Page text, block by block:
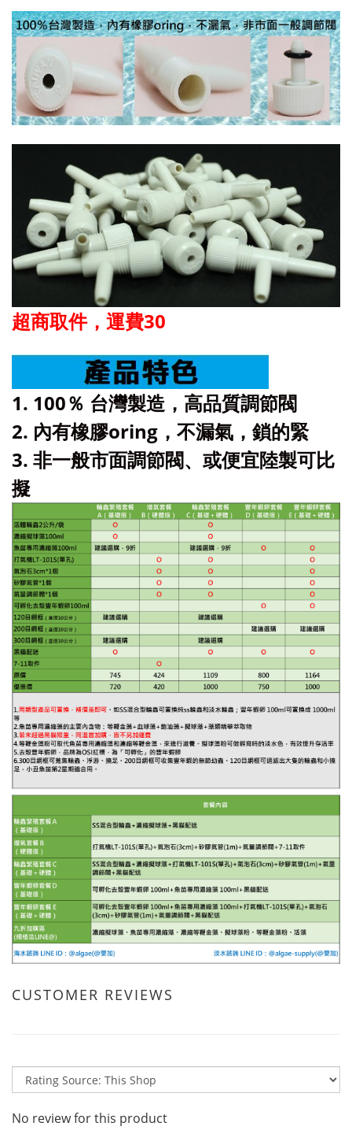
超商取件，運費30
1. 100％ 台灣製造，高品質調節閥
2. 內有橡膠oring，不漏氣，鎖的緊
3. 非一般市面調節閥、或便宜陸製可比
擬
CUSTOMER REVIEWS
No review for this product